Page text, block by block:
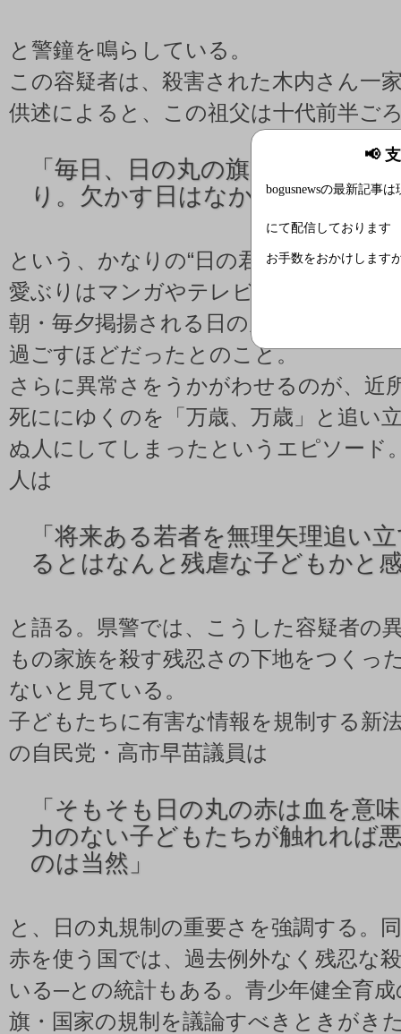
📢
bogusnewsの最新記事は
にて配信しております
お手数をおかけします
と警鐘を鳴らしている。
この容疑者は、殺害された木内さん一
供述によると、この祖父は十代前半ご
「 毎日、日の丸の旗をふったり
り。欠かす日はなかった」
という、かなりの“日の君マニア”とし
愛ぶりはマンガやテレビに触れる時間
朝・毎夕掲揚される日の丸を直立不動
過ごすほどだったとのこと。
さらに異常さをうかがわせるのが、近
死ににゆくのを「万歳、万歳」と追い
ぬ人にしてしまったというエピソード
人は
「 将来ある若者を無理矢理追い
るとはなんと残虐な子どもかと
と語る。県警では、こうした容疑者の
もの家族を殺す残忍さの下地をつくっ
ないと見ている。
子どもたちに有害な情報を規制する新
の自民党・高市早苗議員は
「 そもそも日の丸の赤は血を意
力のない子どもたちが触れれば
のは当然」
と、日の丸規制の重要さを強調する。
赤を使う国では、過去例外なく残忍な
いる─との統計もある。青少年健全育
旗・国家の規制を議論すべきときがき